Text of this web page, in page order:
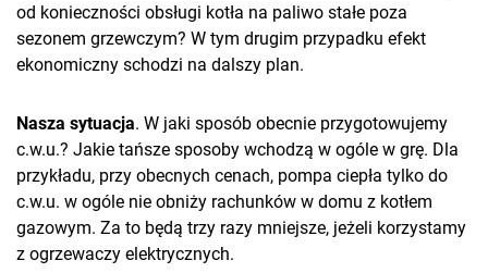
od konieczności obsługi kotła na paliwo stałe poza
sezonem grzewczym? W tym drugim przypadku efekt
ekonomiczny schodzi na dalszy plan.
Nasza sytuacja. W jaki sposób obecnie przygotowujemy
c.w.u.? Jakie tańsze sposoby wchodzą w ogóle w grę. Dla
przykładu, przy obecnych cenach, pompa ciepła tylko do
c.w.u. w ogóle nie obniży rachunków w domu z kotłem
gazowym. Za to będą trzy razy mniejsze, jeżeli korzystamy
z ogrzewaczy elektrycznych.